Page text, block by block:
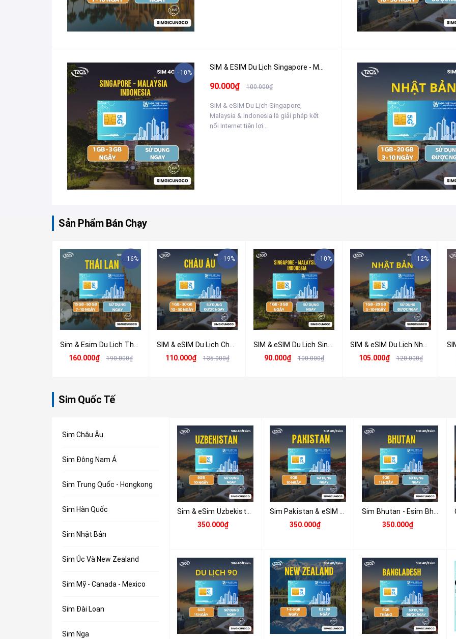
- 10%
SIM & ESIM Du Lịch Singapore - Malaysia - Indonesia - Nhận Tại Việt Nam
90.000₫ 100.000₫
SIM & eSIM Du Lịch Singapore,
Malaysia & Indonesia là giải pháp kết
nối Internet tiện lợi...
Sản Phẩm Bán Chạy
- 16%
Sim & Esim Du Lịch Thái Lan 4G/5G - Nhận Tại Việt Nam
160.000₫
190.000₫
- 19%
SIM & eSIM Du Lịch Châu Âu 4G/5G (33+ Quốc Gia) Tốc Độ Cao - Nhận Tại Việt Nam
110.000₫
135.000₫
- 10%
SIM & eSIM Du Lịch Singapore - Malaysia - Indonesia - Nhận Tại Việt Nam
90.000₫
100.000₫
- 12%
SIM & eSIM Du Lịch Nhật Bản 4G/5G - Nhận Tại Việt Nam
105.000₫
120.000₫
Sim Quốc Tế
Sim Châu Âu
Sim Đông Nam Á
Sim Trung Quốc - Hongkong
Sim Hàn Quốc
Sim Nhật Bản
Sim Úc Và New Zealand
Sim Mỹ - Canada - Mexico
Sim Đài Loan
Sim Nga
Sim & eSim Uzbekistan 4G/5G | Du Lịch, Công Tác | Nhận Tại Việt Nam
350.000₫
Sim Pakistan & eSIM Pakistan 4G/5G | Du Lịch & Công Tác | Nhận Tại Việt Nam
350.000₫
Sim Bhutan - Esim Bhutan - Sim Và Esim 4G , 5G Bhutan Tặng 6GB Tốc Độ Cao Sử Dụng Trong 10 Ngày - Nhận Tại Việt Nam
350.000₫